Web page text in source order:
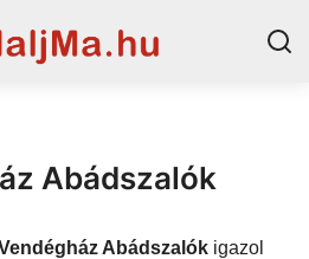
Abádszalók
Abádszalók igazol